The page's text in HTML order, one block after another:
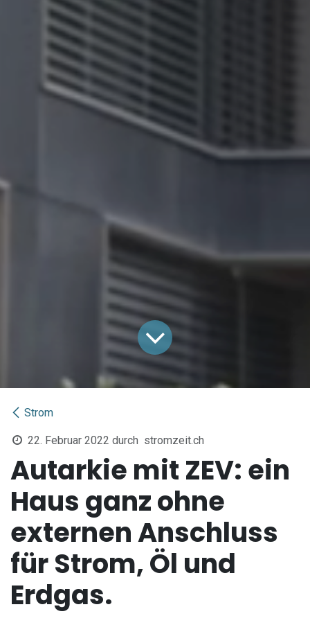
Strom
22. Februar 2022 durch stromzeit.ch
Autarkie mit ZEV: ein
Haus ganz ohne
externen Anschluss
für Strom, Öl und
Erdgas.